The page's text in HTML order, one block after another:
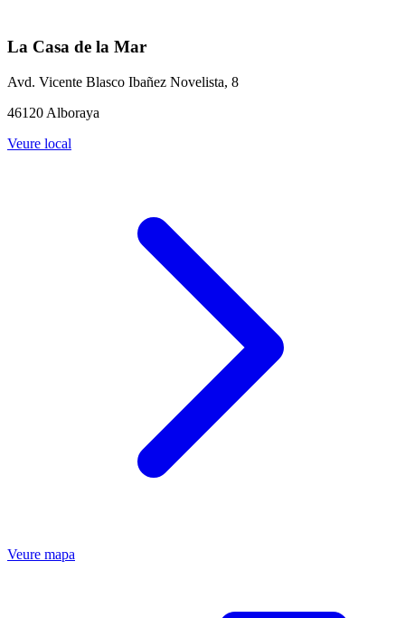
La Casa de la Mar
Avd. Vicente Blasco Ibañez Novelista, 8
46120 Alboraya
Veure local
Veure mapa